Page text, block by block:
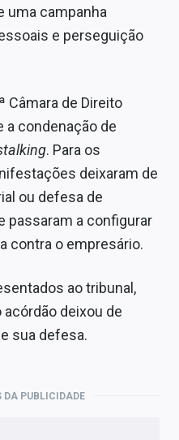
uma campanha
e perseguição
Câmara de Direito
a condenação de
. Para os
deixaram de
ou defesa de
passaram a configurar
contra o empresário.
ao tribunal,
deixou de
sua defesa.
DA PUBLICIDADE